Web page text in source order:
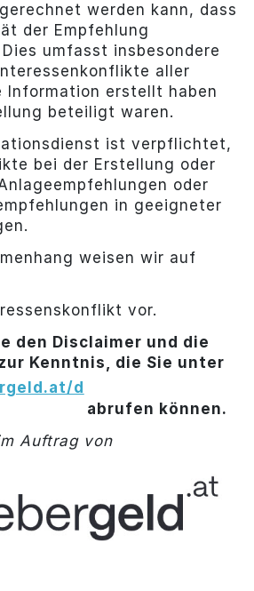
werden kann, dass
der Empfehlung
umfasst insbesondere
aller
Information erstellt haben
beteiligt waren.
ist verpflichtet,
bei der Erstellung oder
oder
in geeigneter
weisen wir auf
vor.
den Disclaimer und die
Kenntnis, die Sie unter
d
abrufen können.
Auftrag von